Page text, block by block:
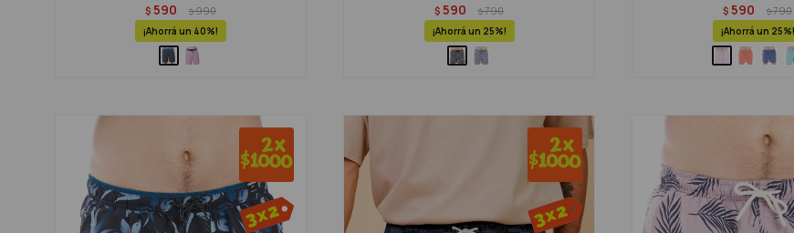
$ 590 $990
40
$ 590 $790
25
$ 590 $790
25